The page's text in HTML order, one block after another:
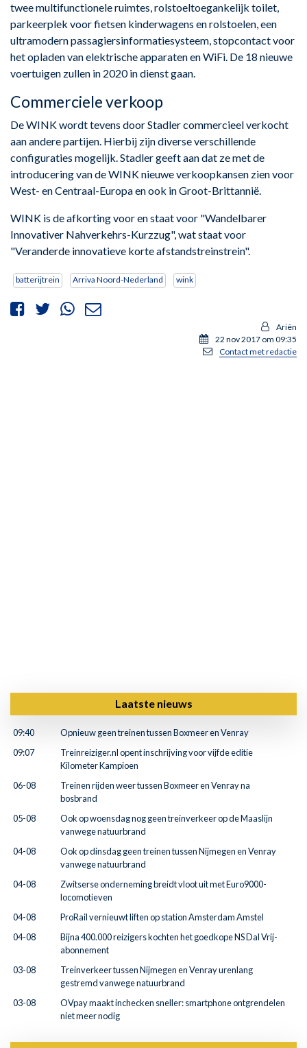
twee multifunctionele ruimtes, rolstoeltoegankelijk toilet,
parkeerplek voor fietsen kinderwagens en rolstoelen, een
ultramodern passagiersinformatiesysteem, stopcontact voor
het opladen van elektrische apparaten en WiFi. De 18 nieuwe
voertuigen zullen in 2020 in dienst gaan.
Commerciele verkoop
De WINK wordt tevens door Stadler commercieel verkocht
aan andere partijen. Hierbij zijn diverse verschillende
configuraties mogelijk. Stadler geeft aan dat ze met de
introducering van de WINK nieuwe verkoopkansen zien voor
West- en Centraal-Europa en ook in Groot-Brittannië.
WINK is de afkorting voor en staat voor "Wandelbarer
Innovativer Nahverkehrs-Kurzzug", wat staat voor
"Veranderde innovatieve korte afstandstreinstrein".
batterijtrein Arriva Noord-Nederland wink
Ariën
22 nov 2017 om 09:35
Contact met redactie
Laatste nieuws
09:40
Opnieuw geen treinen tussen Boxmeer en Venray
09:07
Treinreiziger.nl opent inschrijving voor vijfde editie
Kilometer Kampioen
06-08
Treinen rijden weer tussen Boxmeer en Venray na
bosbrand
05-08
Ook op woensdag nog geen treinverkeer op de Maaslijn
vanwege natuurbrand
04-08
Ook op dinsdag geen treinen tussen Nijmegen en Venray
vanwege natuurbrand
04-08
Zwitserse onderneming breidt vloot uit met Euro9000-
locomotieven
04-08
ProRail vernieuwt liften op station Amsterdam Amstel
04-08
Bijna 400.000 reizigers kochten het goedkope NS Dal Vrij-
abonnement
03-08
Treinverkeer tussen Nijmegen en Venray urenlang
gestremd vanwege natuurbrand
03-08
OVpay maakt inchecken sneller: smartphone ontgrendelen
niet meer nodig